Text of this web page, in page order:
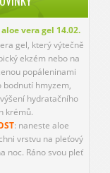
vera gel 14.02.
gel, který výtečně
ekzém nebo na
popáleninami
bodnutí hmyzem,
hydratačního
krémů.
: naneste aloe
vrstvu na pleťový
noc. Ráno svou pleť